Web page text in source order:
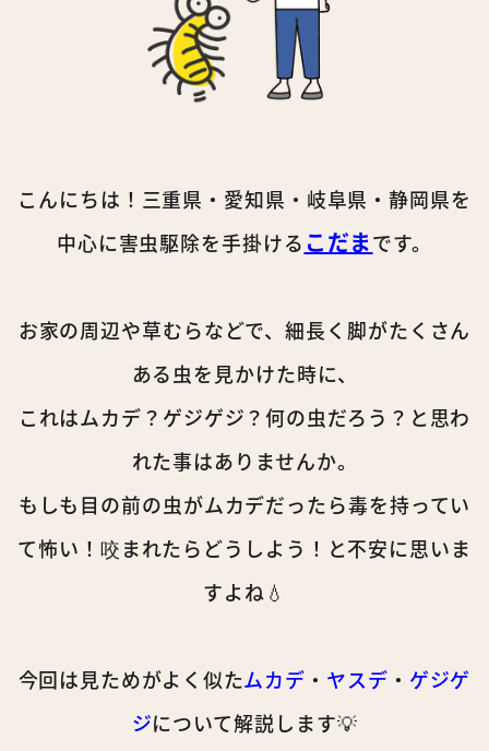
こんにちは！三重県・愛知県・岐阜県・静岡県を
中心に害虫駆除を手掛ける こだまです。
お家の周辺や草むらなどで、細長く脚がたくさん
ある虫を見かけた時に、
これはムカデ？ゲジゲジ？何の虫だろう？と思わ
れた事はありませんか。
もしも目の前の虫がムカデだったら毒を持ってい
て怖い！咬まれたらどうしよう！と不安に思いま
すよね💧
今回は見ためがよく似たムカデ ・ ヤスデ ・ ゲジゲ
ジについて解説します💡